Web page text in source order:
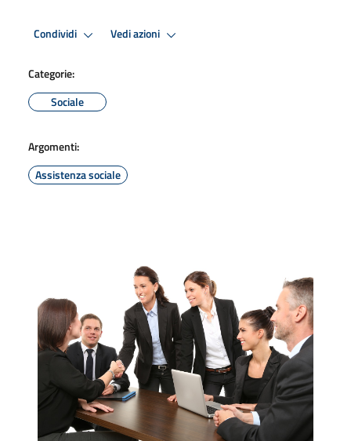
Condividi Vedi azioni
Categorie:
Sociale
Argomenti:
Assistenza sociale